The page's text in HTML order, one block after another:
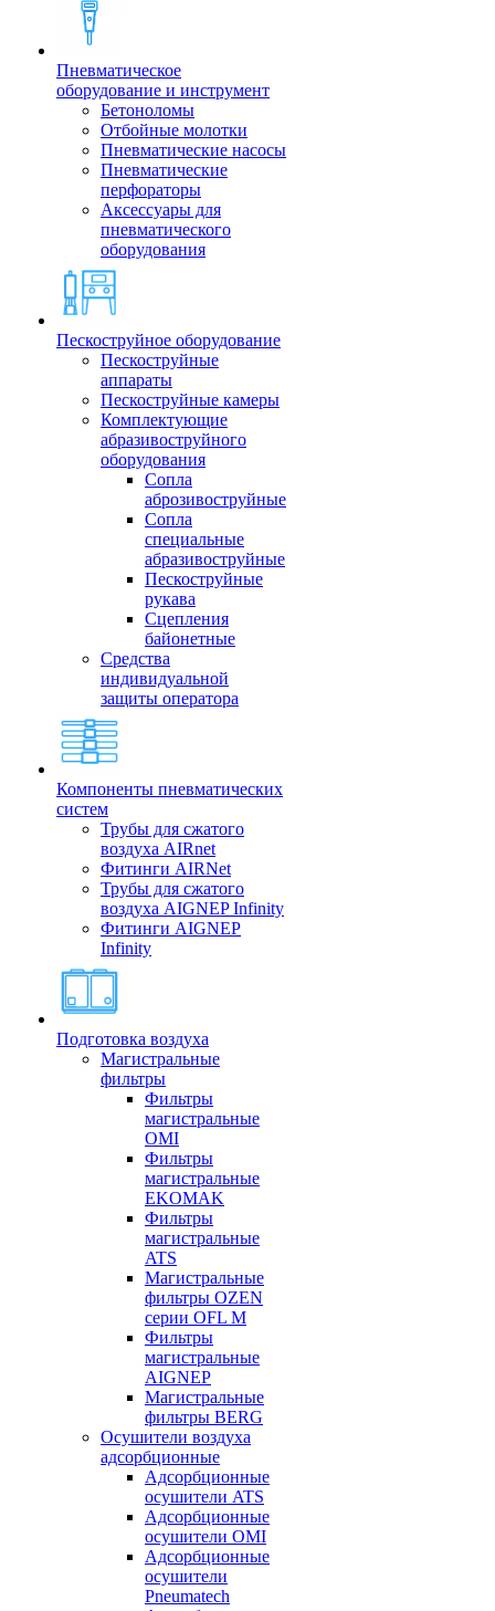
Пневматическое
оборудование и инструмент
Бетоноломы
Отбойные молотки
Пневматические насосы
Пневматические
перфораторы
Аксессуары для
пневматического
оборудования
Пескоструйное оборудование
Пескоструйные
аппараты
Пескоструйные камеры
Комплектующие
абразивоструйного
оборудования
Сопла
аброзивоструйные
Сопла
специальные
абразивоструйные
Пескоструйные
рукава
Сцепления
байонетные
Средства
индивидуальной
защиты оператора
Компоненты пневматических
систем
Трубы для сжатого
воздуха AIRnet
Фитинги AIRNet
Трубы для сжатого
воздуха AIGNEP Infinity
Фитинги AIGNEP
Infinity
Подготовка воздуха
Магистральные
фильтры
Фильтры
магистральные
OMI
Фильтры
магистральные
EKOMAK
Фильтры
магистральные
ATS
Магистральные
фильтры OZEN
серии OFL M
Фильтры
магистральные
AIGNEP
Магистральные
фильтры BERG
Осушители воздуха
адсорбционные
Адсорбционные
осушители ATS
Адсорбционные
осушители OMI
Адсорбционные
осушители
Pneumatech